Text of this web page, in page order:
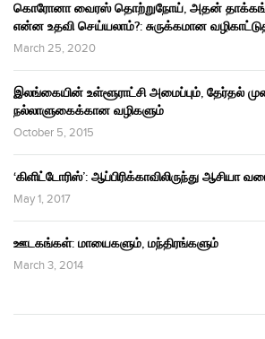
கொரோனா வைரஸ் தொற்றுநோய், அதன்
என்ன உதவி செய்யலாம்?: சுருக்கமான
March 25, 2020
இலங்கையின் உள்ளூராட்சி அமைப்பும், தேர்தல்
நல்லாளுகைக்கான வழிகளும்
October 5, 2015
‘கிளிட்டோரிஸ்’: ஆப்பிரிக்காவிலிருந்து ஆசியா
May 1, 2017
ஊடகங்கள்: மாயைகளும், மந்திரங்களும்
March 3, 2014